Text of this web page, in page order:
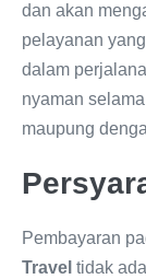
dan akan
pelayanan
dalam
nyaman
maupung
Pembayaran
Travel tidak